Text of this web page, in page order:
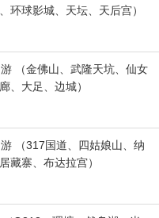
环球影城、天坛、天后宫）
（金佛山、武隆天坑、仙女
、大足、边城）
（317国道、四姑娘山、纳
藏寨、布达拉宫）